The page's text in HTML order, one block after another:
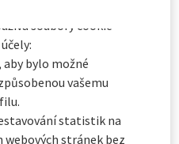
Škoda Auto a využila moderní
potenciálních zájemců o
majitelů vozů Škoda
sporty, nabídla společná
55 %naAXA cestovní
soubory cookie
aby bylo možné
vašemu
statistik na
webových stránek bez